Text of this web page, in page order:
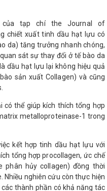
tạp chí the Journal of
chiết xuất tinh dầu hạt lựu có
da) tăng trưởng nhanh chóng,
sát sự thay đổi ở tế bào da
dầu hạt lựu lại không hiệu quả
sản xuất Collagen) và cũng
có thể giúp kích thích tổng hợp
metalloproteinase-1 trong
kết hợp tinh dầu hạt lựu với
tổng hợp procollagen, ức chế
phân hủy collagen) đồng thời
nghiên cứu còn thực hiện
thành phần có khả năng tác